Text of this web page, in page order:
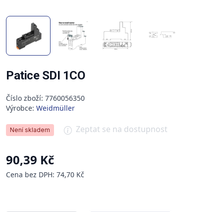
Patice SDI 1CO
Číslo zboží: 7760056350
Výrobce: Weidmüller
Není skladem Zeptat se na dostupnost
90,39 Kč
Cena bez DPH: 74,70 Kč